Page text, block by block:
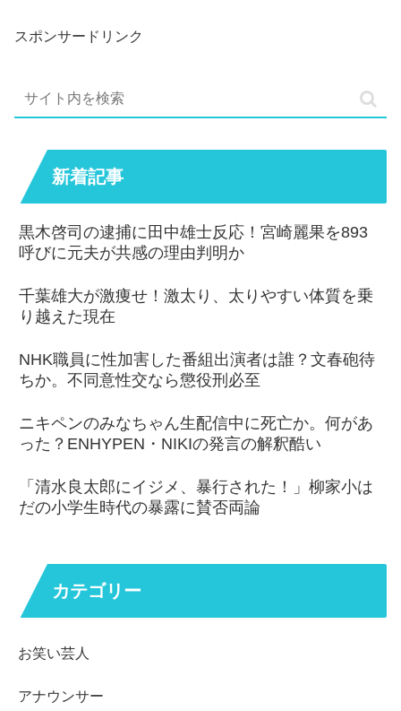
スポンサードリンク
新着記事
黒木啓司の逮捕に田中雄士反応！宮崎麗果を893
呼びに元夫が共感の理由判明か
千葉雄大が激痩せ！激太り、太りやすい体質を乗
り越えた現在
NHK職員に性加害した番組出演者は誰？文春砲待
ちか。不同意性交なら懲役刑必至
ニキペンのみなちゃん生配信中に死亡か。何があ
った？ENHYPEN・NIKIの発言の解釈酷い
「清水良太郎にイジメ、暴行された！」柳家小は
だの小学生時代の暴露に賛否両論
カテゴリー
お笑い芸人
アナウンサー